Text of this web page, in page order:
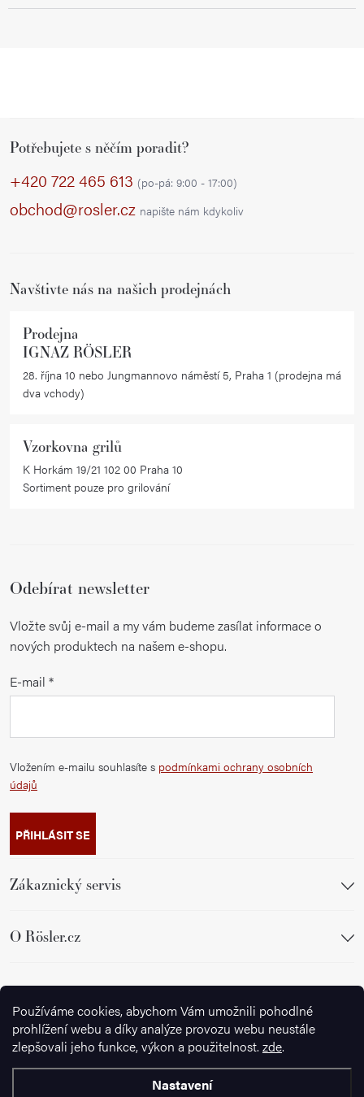
Používáme cookies, abychom Vám umožnili pohodlné
prohlížení webu a díky analýze provozu webu neustále
zlepšovali jeho funkce, výkon a použitelnost. zde.
Nastavení
Potřebujete s něčím poradit?
+420 722 465 613 (po-pá: 9:00 - 17:00)
obchod@rosler.cz napište nám kdykoliv
Navštivte nás na našich prodejnách
Prodejna
IGNAZ RÖSLER
28. října 10 nebo Jungmannovo náměstí 5, Praha 1 (prodejna má
dva vchody)
Vzorkovna grilů
K Horkám 19/21 102 00 Praha 10
Sortiment pouze pro grilování
Odebírat newsletter
Vložte svůj e-mail a my vám budeme zasílat informace o
nových produktech na našem e-shopu.
E-mail
Vložením e-mailu souhlasíte s podmínkami ochrany osobních
údajů
PŘIHLÁSIT SE
Zákaznický servis
O Rösler.cz
Sledujte nás